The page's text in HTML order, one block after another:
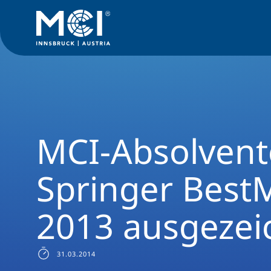
MCI-
Springer
2013
31.03.2014